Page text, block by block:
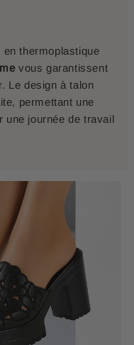
thermoplastique
vous garantissent
Le design à talon
permettant une
une journée de travail